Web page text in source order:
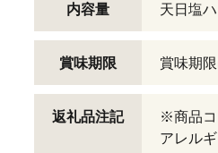
内容量 天日塩
賞味期限 賞味期
返礼品注記
※商品コ
アレル